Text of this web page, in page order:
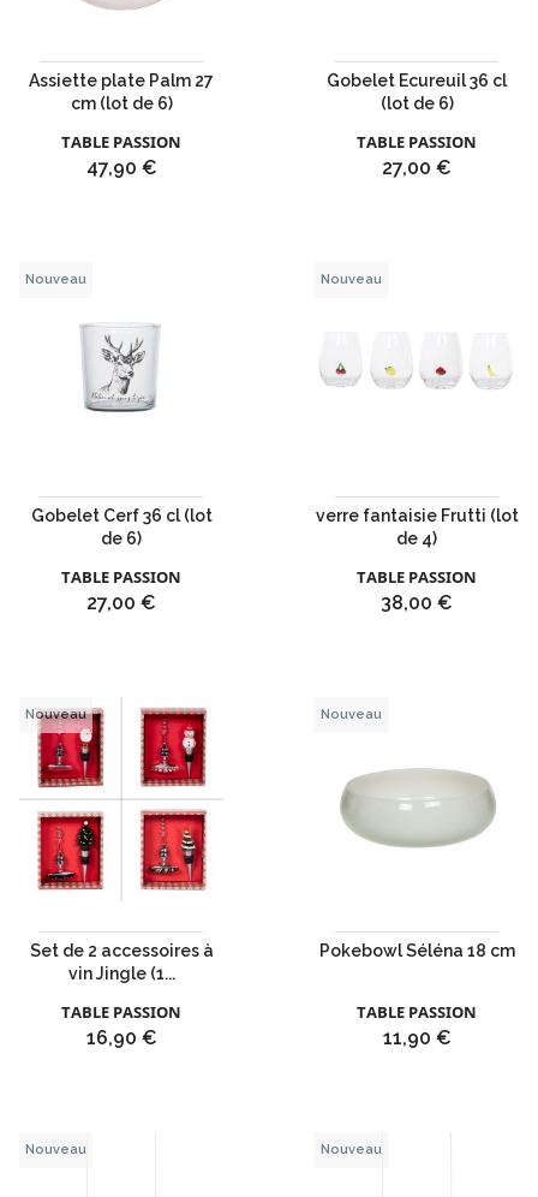
Assiette plate Palm 27
cm (lot de 6)
TABLE PASSION
Prix
47,90 €
Gobelet Ecureuil 36 cl
(lot de 6)
TABLE PASSION
Prix
27,00 €
Gobelet Cerf 36 cl (lot
de 6)
TABLE PASSION
Prix
27,00 €
Nouveau
verre fantaisie Frutti (lot
de 4)
TABLE PASSION
Prix
38,00 €
Nouveau
Set de 2 accessoires à
vin Jingle (1...
TABLE PASSION
Prix
16,90 €
Nouveau
Pokebowl Séléna 18 cm
TABLE PASSION
Prix
11,90 €
Nouveau
Nouveau Nouveau